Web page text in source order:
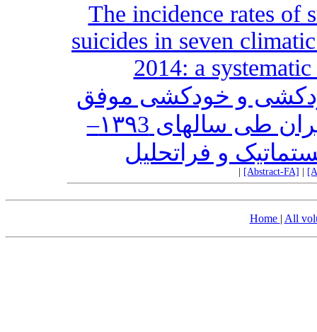
The incidence rates of
suicides in seven
2014: a
و خودکشی موفق
بر حسب اقلیم‌های هفت‌گانه ایران طی سالهای ۱۳۹3–
[Abstract-FA]
Home | All